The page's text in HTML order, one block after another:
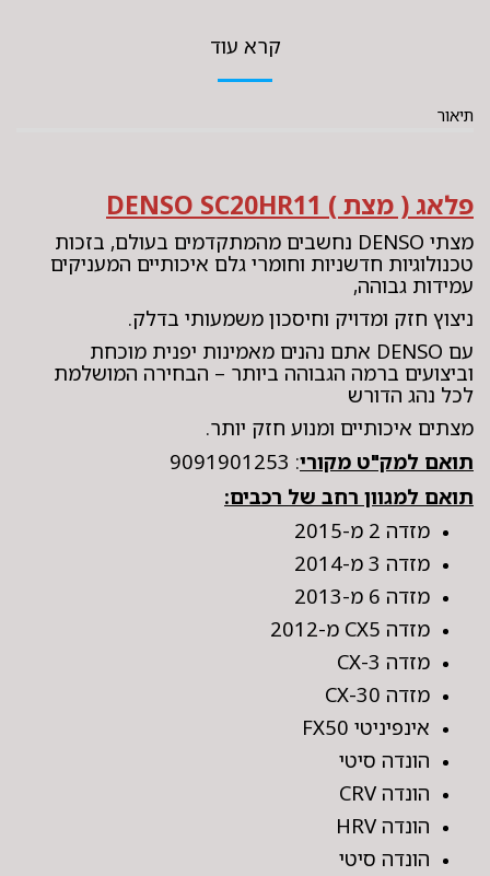
קרא עוד
תיאור
פלאג ( מצת ) DENSO SC20HR11
מצתי DENSO נחשבים מהמתקדמים בעולם, בזכות
טכנולוגיות חדשניות וחומרי גלם איכותיים המעניקים
עמידות גבוהה,
ניצוץ חזק ומדויק וחיסכון משמעותי בדלק.
עם DENSO אתם נהנים מאמינות יפנית מוכחת
וביצועים ברמה הגבוהה ביותר – הבחירה המושלמת
לכל נהג הדורש
מצתים איכותיים ומנוע חזק יותר.
תואם למק"ט מקורי: 9091901253
תואם למגוון רחב של רכבים:
מזדה 2 מ-2015
מזדה 3 מ-2014
מזדה 6 מ-2013
מזדה CX5 מ-2012
מזדה CX-3
מזדה CX-30
אינפיניטי FX50
הונדה סיטי
הונדה CRV
הונדה HRV
הונדה סיטי